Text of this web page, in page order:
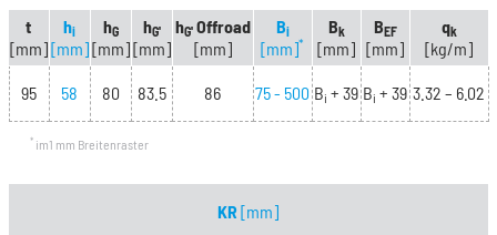
t
[mm]
hi
[mm]
hG
[mm]
hG'
[mm]
hG'Offroad
[mm]
Bi
[mm]*
Bk
[mm]
BEF
[mm]
qk
[kg/m]
95 58 80 83.5 86 75 - 500 Bi + 39 Bi + 39 3.32 – 6.02
*im1 mm Breitenraster
KR[mm]